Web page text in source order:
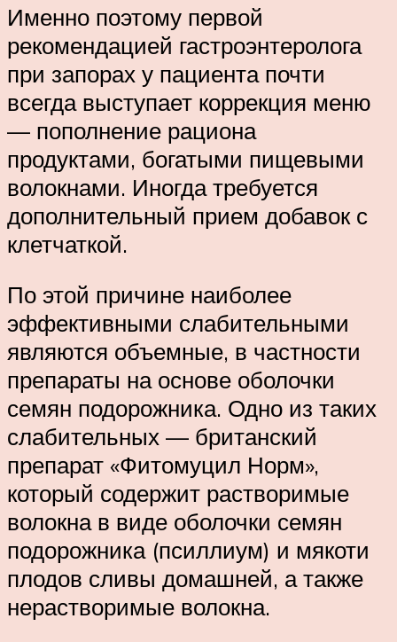
Именно поэтому первой
рекомендацией гастроэнтеролога
при запорах у пациента почти
всегда выступает коррекция меню
— пополнение рациона
продуктами, богатыми пищевыми
волокнами. Иногда требуется
дополнительный прием добавок с
клетчаткой.
По этой причине наиболее
эффективными слабительными
являются объемные, в частности
препараты на основе оболочки
семян подорожника. Одно из таких
слабительных — британский
препарат «Фитомуцил Норм»,
который содержит растворимые
волокна в виде оболочки семян
подорожника (псиллиум) и мякоти
плодов сливы домашней, а также
нерастворимые волокна.